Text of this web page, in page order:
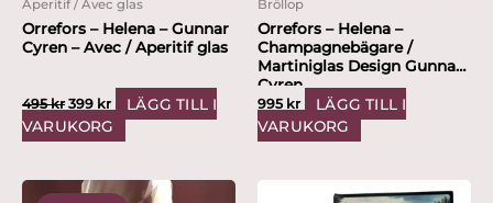
Aperitif / Avec glas
Orrefors – Helena – Gunnar
Cyren – Avec / Aperitif glas
495kr 399 kr
LÄGG TILL I
VARUKORG
Bröllop
Orrefors – Helena –
Champagnebägare /
Martiniglas Design Gunnar
Cyren
995 kr
LÄGG TILL I
VARUKORG
Det